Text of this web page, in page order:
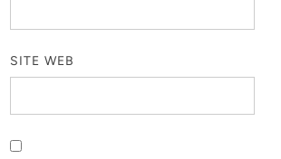
SITE WEB